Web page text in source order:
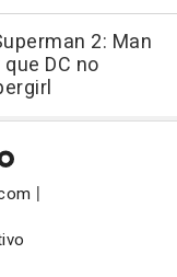
2: Man
DC no
|